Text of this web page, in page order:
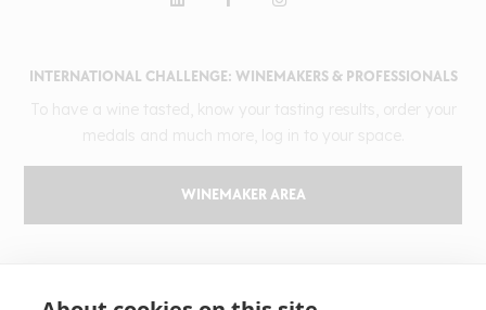
INTERNATIONAL CHALLENGE: WINEMAKERS & PROFESSIONALS
WINEMAKER AREA